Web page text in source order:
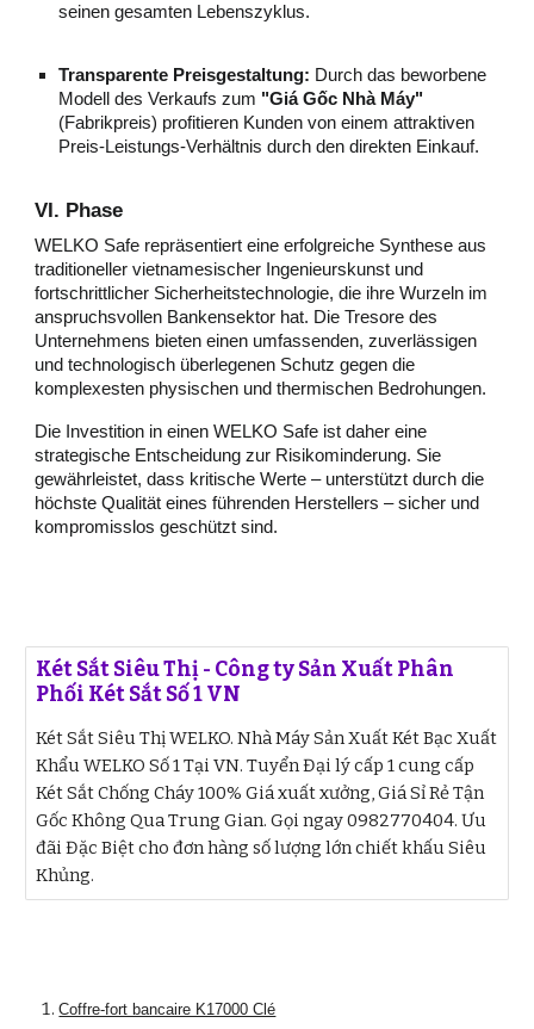
seinen gesamten Lebenszyklus.
Transparente Preisgestaltung: Durch das beworbene
Modell des Verkaufs zum "Giá Gốc Nhà Máy"
(Fabrikpreis) profitieren Kunden von einem attraktiven
Preis-Leistungs-Verhältnis durch den direkten Einkauf.
VI. Phase
WELKO Safe repräsentiert eine erfolgreiche Synthese aus
traditioneller vietnamesischer Ingenieurskunst und
fortschrittlicher Sicherheitstechnologie, die ihre Wurzeln im
anspruchsvollen Bankensektor hat. Die Tresore des
Unternehmens bieten einen umfassenden, zuverlässigen
und technologisch überlegenen Schutz gegen die
komplexesten physischen und thermischen Bedrohungen.
Die Investition in einen WELKO Safe ist daher eine
strategische Entscheidung zur Risikominderung. Sie
gewährleistet, dass kritische Werte – unterstützt durch die
höchste Qualität eines führenden Herstellers – sicher und
kompromisslos geschützt sind.
Két Sắt Siêu Thị - Công ty Sản Xuất Phân
Phối Két Sắt Số 1 VN
Két Sắt Siêu Thị WELKO. Nhà Máy Sản Xuất Két Bạc Xuất
Khẩu WELKO Số 1 Tại VN. Tuyển Đại lý cấp 1 cung cấp
Két Sắt Chống Cháy 100% Giá xuất xưởng, Giá Sỉ Rẻ Tận
Gốc Không Qua Trung Gian. Gọi ngay 0982770404. Ưu
đãi Đặc Biệt cho đơn hàng số lượng lớn chiết khấu Siêu
Khủng.
Coffre-fort bancaire K17000 Clé